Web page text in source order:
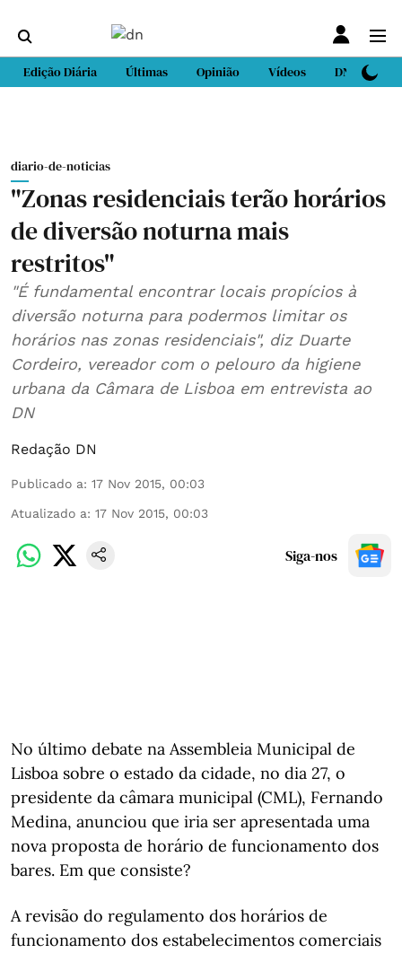
Edição Diária Últimas Opinião Vídeos DN Sport
diario-de-noticias
"Zonas residenciais terão horários
de diversão noturna mais
restritos"
"É fundamental encontrar locais propícios à
diversão noturna para podermos limitar os
horários nas zonas residenciais", diz Duarte
Cordeiro, vereador com o pelouro da higiene
urbana da Câmara de Lisboa em entrevista ao
DN
Redação DN
Publicado a: 17 Nov 2015, 00:03
Atualizado a: 17 Nov 2015, 00:03
Siga-nos
No último debate na Assembleia Municipal de
Lisboa sobre o estado da cidade, no dia 27, o
presidente da câmara municipal (CML), Fernando
Medina, anunciou que iria ser apresentada uma
nova proposta de horário de funcionamento dos
bares. Em que consiste?
A revisão do regulamento dos horários de
funcionamento dos estabelecimentos comerciais